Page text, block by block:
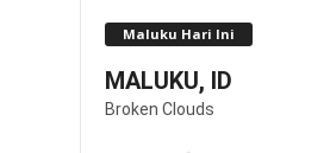
Maluku Hari Ini
MALUKU, ID
Broken Clouds